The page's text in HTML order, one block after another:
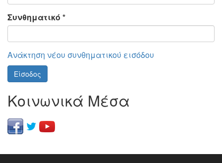
Συνθηματικό *
Ανάκτηση νέου συνθηματικού εισόδου
Είσοδος
Κοινωνικά Μέσα